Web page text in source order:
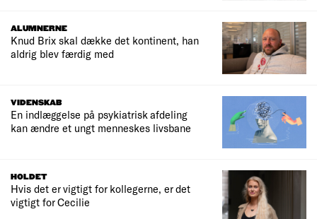
ALUMNERNE
Knud Brix skal dække det kontinent, han
aldrig blev færdig med
VIDENSKAB
En indlæggelse på psykiatrisk afdeling
kan ændre et ungt menneskes livsbane
HOLDET
Hvis det er vigtigt for kollegerne, er det
vigtigt for Cecilie